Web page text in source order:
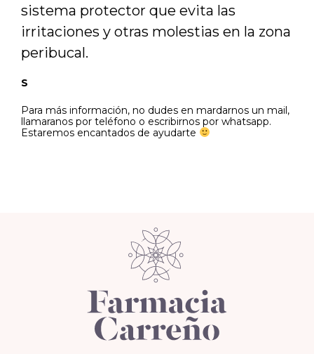
sistema protector que evita las
irritaciones y otras molestias en la zona
peribucal.
S
Para más información, no dudes en mardarnos un mail,
llamaranos por teléfono o escribirnos por whatsapp.
Estaremos encantados de ayudarte